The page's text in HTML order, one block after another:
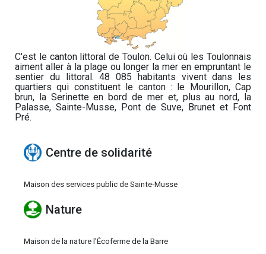
C'est le canton littoral de Toulon. Celui où les Toulonnais
aiment aller à la plage ou longer la mer en empruntant le
sentier du littoral. 48 085 habitants vivent dans les
quartiers qui constituent le canton : le Mourillon, Cap
brun, la Serinette en bord de mer et, plus au nord, la
Palasse, Sainte-Musse, Pont de Suve, Brunet et Font
Pré.
Centre de solidarité
Maison des services public de Sainte-Musse
Nature
Maison de la nature l'Écoferme de la Barre